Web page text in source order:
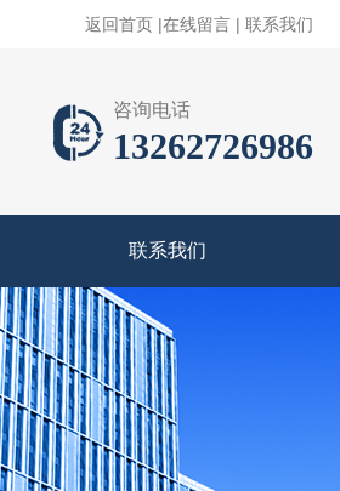
返回首页 |在线留言 | 联系我们
咨询电话
13262726986
联系我们